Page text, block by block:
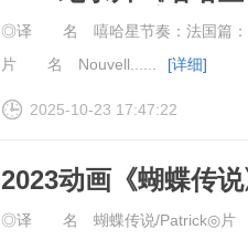
1080p.HD中字
◎译 名 嘻哈星节奏：法国篇：
片 名 Nouvell......
[详细]
2025-10-23 17:47:22
2023动画《蝴蝶传
◎译 名 蝴蝶传说/Patrick◎